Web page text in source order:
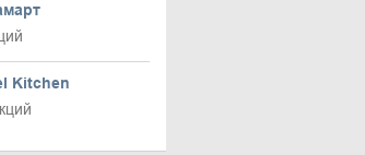
Kitchen